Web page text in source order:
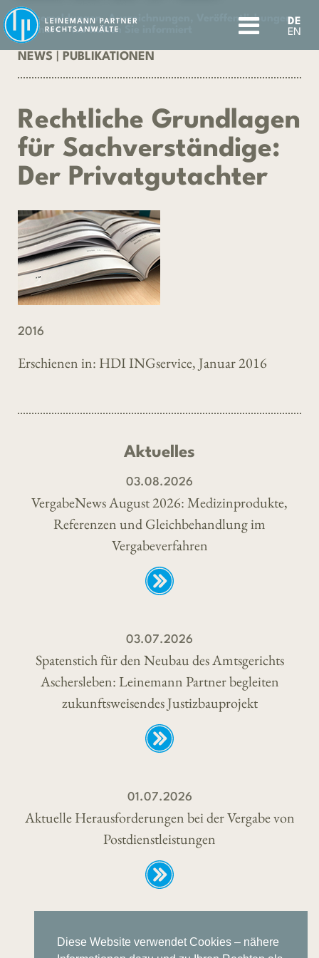
Diese Website verwendet Cookies – nähere
DE
EN
Pressemeldungen, Auszeichnungen, Veröffentlichungen,
Seminare - wir halten Sie informiert
NEWS PUBLIKATIONEN
Rechtliche Grundlagen
für Sachverständige:
Der Privatgutachter
2016
Erschienen in: HDI INGservice, Januar 2016
Aktuelles
03.08.2026
VergabeNews August 2026: Medizinprodukte,
Referenzen und Gleichbehandlung im
Vergabeverfahren
03.07.2026
Spatenstich für den Neubau des Amtsgerichts
Aschersleben: Leinemann Partner begleiten
zukunftsweisendes Justizbauprojekt
01.07.2026
Aktuelle Herausforderungen bei der Vergabe von
Postdienstleistungen